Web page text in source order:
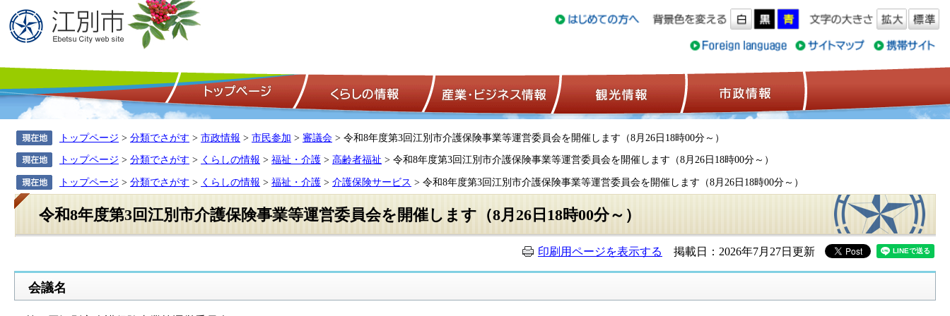
トップページ くらしの情報 産業・ビジネス情報 観光情報
トップページ > 分類でさがす > 市政情報 > 市民参加 > 審議会 > 令和8年度第3回江別市介護保険事業等運営委員会を開催します（8月26日18時00分～）
トップページ > 分類でさがす > くらしの情報 > 福祉・介護 > 高齢者福祉 > 令和8年度第3回江別市介護保険事業等運営委員会を開催します（8月26日18時00分～）
トップページ > 分類でさがす > くらしの情報 > 福祉・介護 > 介護保険サービス > 令和8年度第3回江別市介護保険事業等運営委員会を開催します（8月26日18時00分～）
令和8年度第3回江別市介護保険事業等運営委員会を開催します（8月26日18時00分～）
印刷用ページを表示する 掲載日：2026年7月27日更新
会議名